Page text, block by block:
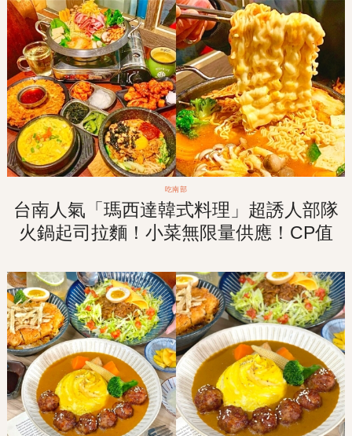
吃南部
台南人氣「瑪西達韓式料理」超誘人部隊
火鍋起司拉麵！小菜無限量供應！CP值